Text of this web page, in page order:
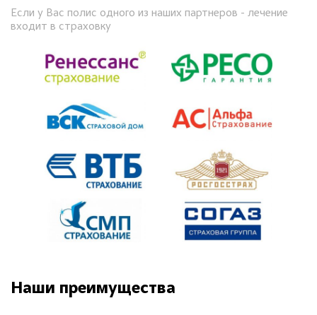
Если у Вас полис одного из наших партнеров - лечение
входит в страховку
Наши преимущества